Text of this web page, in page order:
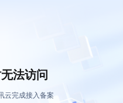
法访问
云完成接入备案